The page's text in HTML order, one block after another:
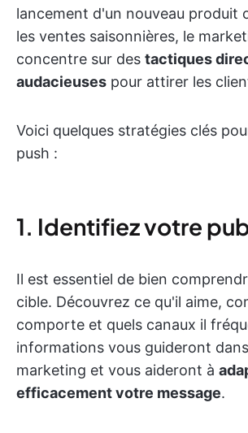
lancement d'un nouveau produit
les ventes saisonnières, le
concentre sur des tactiques
audacieuses pour attirer les
Voici quelques stratégies clés
push :
1. Identifiez votre
Il est essentiel de bien
cible. Découvrez ce qu'il aime,
comporte et quels canaux il
informations vous guideront
marketing et vous aideront à
efficacement votre message.